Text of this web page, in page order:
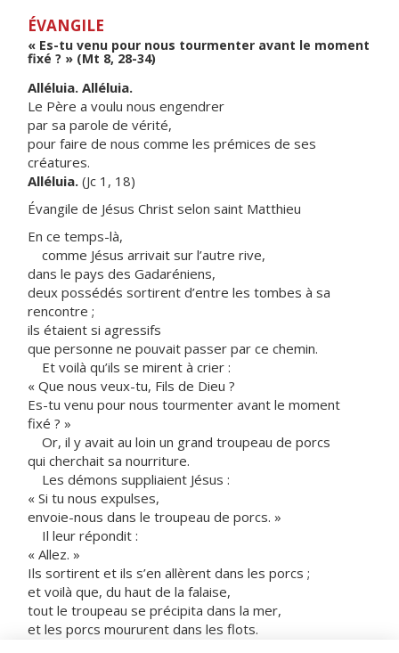
ÉVANGILE
« Es-tu venu pour nous tourmenter avant le moment
fixé ? » (Mt 8, 28-34)
Alléluia. Alléluia.
Le Père a voulu nous engendrer
par sa parole de vérité,
pour faire de nous comme les prémices de ses
créatures.
Alléluia. (Jc 1, 18)
Évangile de Jésus Christ selon saint Matthieu
En ce temps-là,
comme Jésus arrivait sur l’autre rive,
dans le pays des Gadaréniens,
deux possédés sortirent d’entre les tombes à sa
rencontre ;
ils étaient si agressifs
que personne ne pouvait passer par ce chemin.
Et voilà qu’ils se mirent à crier :
« Que nous veux-tu, Fils de Dieu ?
Es-tu venu pour nous tourmenter avant le moment
fixé ? »
Or, il y avait au loin un grand troupeau de porcs
qui cherchait sa nourriture.
Les démons suppliaient Jésus :
« Si tu nous expulses,
envoie-nous dans le troupeau de porcs. »
Il leur répondit :
« Allez. »
Ils sortirent et ils s’en allèrent dans les porcs ;
et voilà que, du haut de la falaise,
tout le troupeau se précipita dans la mer,
et les porcs moururent dans les flots.